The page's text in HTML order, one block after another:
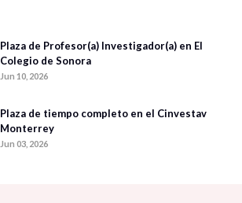
Plaza de Profesor(a) Investigador(a) en El
Colegio de Sonora
Jun 10, 2026
Plaza de tiempo completo en el Cinvestav
Monterrey
Jun 03, 2026